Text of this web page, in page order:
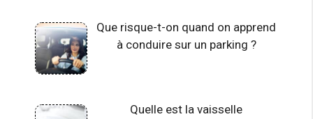
Que risque-t-on quand on apprend
à conduire sur un parking ?
Quelle est la vaisselle